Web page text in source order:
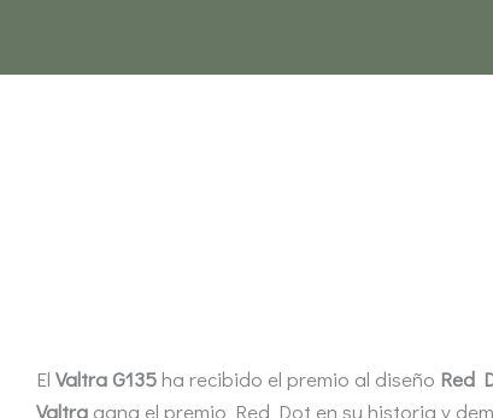
El Valtra G135 ha recibido el premio al diseño Red
Valtra gana el premio Red Dot en su historia y